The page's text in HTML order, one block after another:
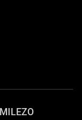
MILEZO